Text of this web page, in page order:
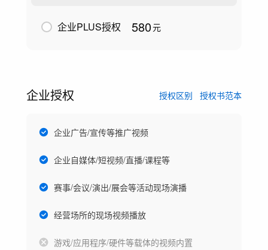
企业PLUS授权 580元
企业授权 授权区别 授权书范本
企业广告/宣传等推广视频
企业自媒体/短视频/直播/课程等
赛事/会议/演出/展会等活动现场演播
经营场所的现场视频播放
游戏/应用程序/硬件等载体的视频内置